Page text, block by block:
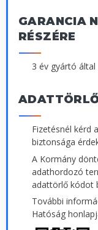
GARANCIA
RÉSZÉRE
3 év gyártó
Fizetésnél kérd
biztonsága
A Kormány
adathordozó
adattörlő kódot
További
Hatóság